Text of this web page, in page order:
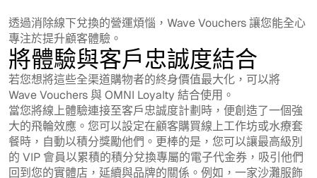
透過消除線下兌換的營運煩惱，Wave Vouchers 讓您能全心
專注於提升顧客體驗。
將體驗與客戶忠誠度結合
若您想將這些全渠道購物者的終身價值最大化，可以將
Wave Vouchers 與 OMNI Loyalty 結合使用。
當您將線上體驗連接至客戶忠誠度計劃時，便創造了一個強
大的飛輪效應。您可以設定在顧客購買線上工作坊或水療套
餐時，自動以積分獎勵他們。更棒的是，您可以讓最高級別
的 VIP 會員以累積的積分兌換專屬的電子代金券，吸引他們
回到您的實體店，延續與品牌的關係。例如，一家沙灘服飾